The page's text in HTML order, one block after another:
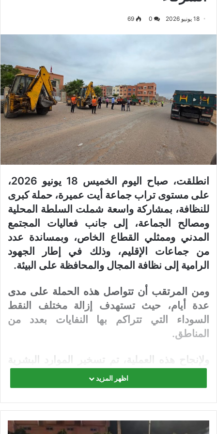
18 يونيو 2026 0
69
انطلقت، صباح اليوم الخميس 18 يونيو 2026،
على مستوى تراب جماعة أيت عميرة، حملة كبرى
للنظافة، بمشاركة واسعة شملت السلطة المحلية
ومصالح الجماعة، إلى جانب فعاليات المجتمع
المدني وممثلي القطاع الخاص، وبمساندة عدد
من جماعات الإقليم، وذلك في إطار الجهود
الرامية إلى نظافة المجال والمحافظة على البيئة.
ومن المرتقب أن تتواصل هذه الحملة على مدى
عدة أيام، حيث تستهدف إزالة مختلف النقط
السوداء التي تتراكم بها النفايات بعدد من
المناطق.
ولإنجاح هذه العملية، تم تسخير الموارد البشرية
الضرورية من أعوان الجماعة ومتطوعين من
الساكنة والجمعيات، إلى جانب آليات وتجهيزات
لوجستية تشمل الجرافات والشاحنات، ساهمت
جماعة أيت عميرة وعدد من الشركات الخاصة،
اظهر المزيد